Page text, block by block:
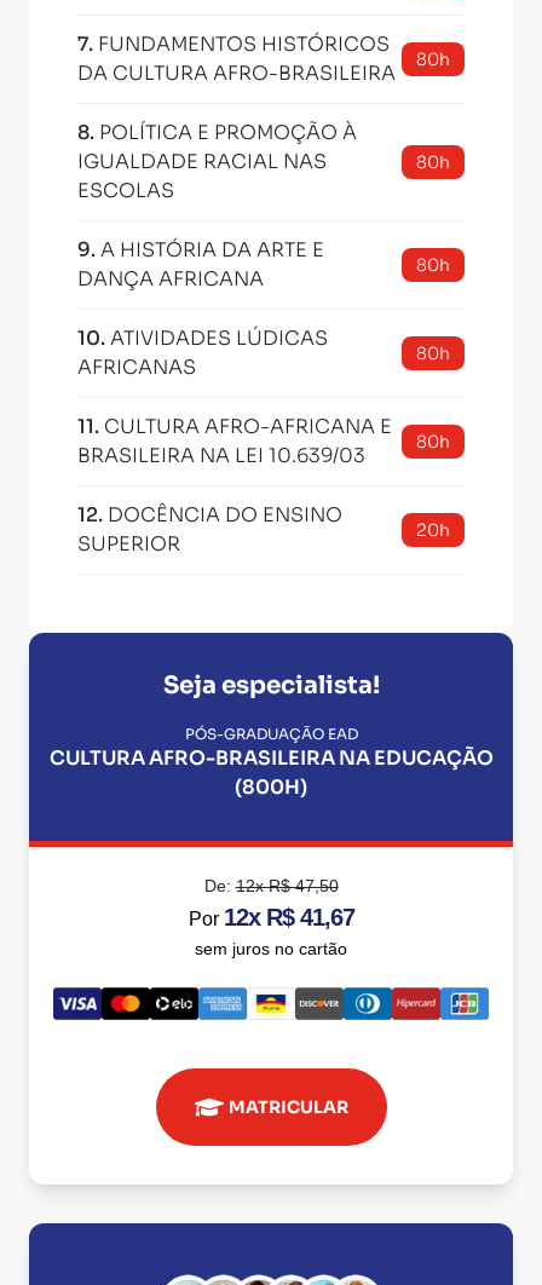
7. FUNDAMENTOS HISTÓRICOS
DA CULTURA AFRO-BRASILEIRA
80h
8. POLÍTICA E PROMOÇÃO À
IGUALDADE RACIAL NAS
ESCOLAS
80h
9.A HISTÓRIA DA ARTE E
DANÇA AFRICANA
80h
10.ATIVIDADES LÚDICAS
AFRICANAS
80h
11. CULTURA AFRO-AFRICANA E
BRASILEIRA NA LEI 10.639/03
80h
12. DOCÊNCIA DO ENSINO
SUPERIOR
20h
Seja especialista!
PÓS-GRADUAÇÃO EAD
CULTURA AFRO-BRASILEIRA NA EDUCAÇÃO
(800H)
De:12x R$ 47,50
Por 12x R$ 41,67
sem juros no cartão
MATRICULAR